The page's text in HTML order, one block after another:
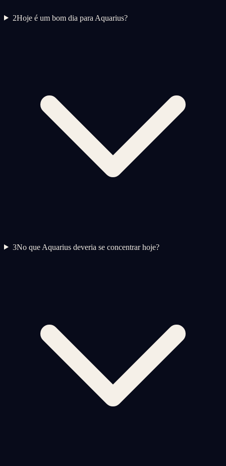
2Hoje é um bom dia para Aquarius?
3No que Aquarius deveria se concentrar hoje?